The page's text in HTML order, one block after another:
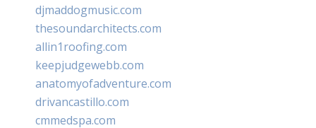
djmaddogmusic.com
thesoundarchitects.com
allin1roofing.com
keepjudgewebb.com
anatomyofadventure.com
drivancastillo.com
cmmedspa.com